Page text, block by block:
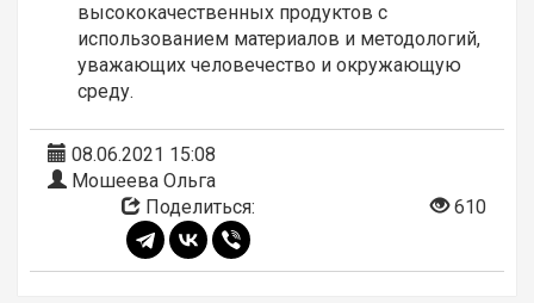
высококачественных продуктов с
использованием материалов и методологий,
уважающих человечество и окружающую
среду.
08.06.2021 15:08
Мошеева Ольга
Поделиться:
610